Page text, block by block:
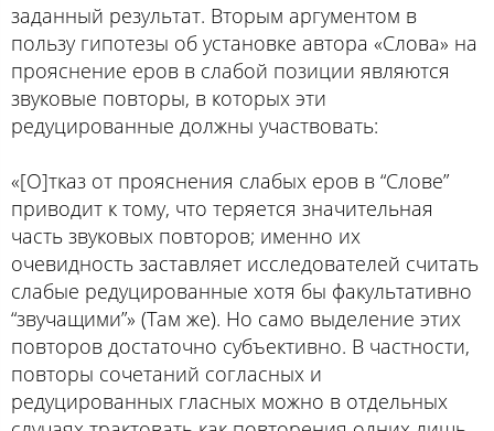
заданный результат. Вторым аргументом в
пользу гипотезы об установке автора «Слова» на
прояснение еров в слабой позиции являются
звуковые повторы, в которых эти
редуцированные должны участвовать:
«[О]тказ от прояснения слабых еров в “Слове”
приводит к тому, что теряется значительная
часть звуковых повторов; именно их
очевидность заставляет исследователей считать
слабые редуцированные хотя бы факультативно
“звучащими”» (Там же). Но само выделение этих
повторов достаточно субъективно. В частности,
повторы сочетаний согласных и
редуцированных гласных можно в отдельных